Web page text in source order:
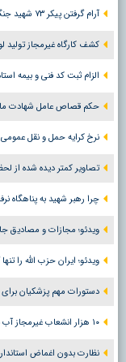
آرام گرفتن پیکر ۷۳ شهید جنگ تحمیلی در جوار امامزادگان استان البرز
کشف کارگاه غیرمجاز تولید
الزام ثبت کد فنی و بیمه
حکم قصاص عامل شهادت
نرخ کرایه حمل و نقل
تصاویر کمتر دیده شده از لحظه
چرا رهبر شهید به پناهگاه
ویدئو؛ مجازات و مصادیق
ویدئو؛ ایران حزب الله را
دستورات مهم پزشکیان
۱۰ هزار انشعاب غیرمجاز آب در البرز شناسایی شد
نظارت بدون اغماض